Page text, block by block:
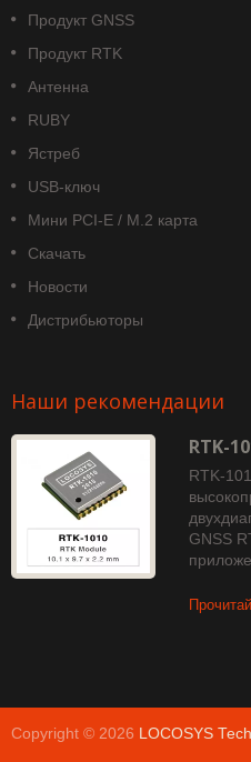
Продукт GNSS
Продукт RTK
Антенна
RUBY
Ястреб
USB-ключ
Мини PCI-E / M.2 карта
Скачать
Новости
Дистрибьюторы
Наши рекомендации
RTK-
RTK-
GNSS
Copyright © 2026 LOCOSYS